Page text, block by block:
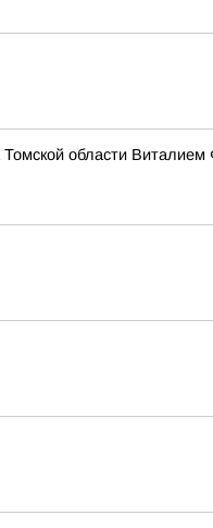
Томской области